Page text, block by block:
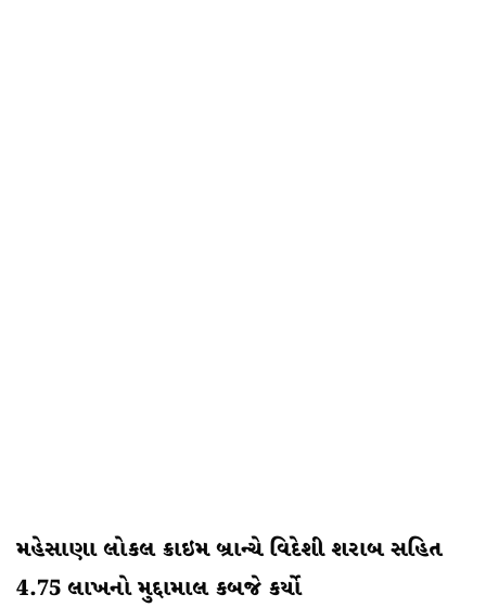
મહેસાણા લોકલ ક્રાઇમ બ્રાન્ચે વિદેશી શરાબ સહિત
4.75 લાખનો મુદ્દામાલ કબજે કર્યો